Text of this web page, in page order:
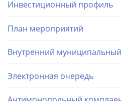
Инвестиционный профиль
План мероприятий
Внутренний
Электронная очередь